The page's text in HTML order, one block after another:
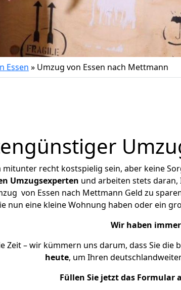
Essen » Umzug von Essen nach Mettmann
recht kostspielig sein, aber keine
Umzugsexperten und arbeiten stets daran,
von Essen nach Mettmann Geld zu
nun eine kleine Wohnung haben oder ein
Wir haben
Zeit – wir kümmern uns darum, dass Sie die
heute, um Ihren
Füllen Sie jetzt das Formular